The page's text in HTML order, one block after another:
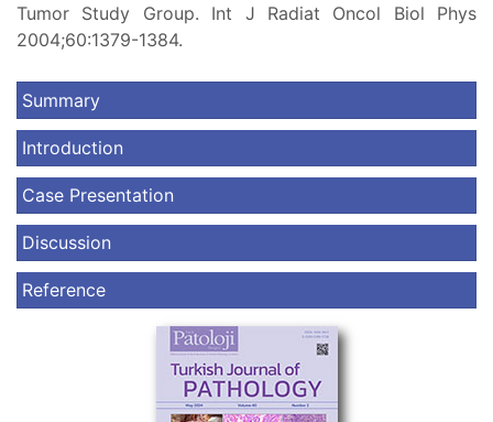
Tumor Study Group. Int J Radiat Oncol Biol Phys
2004;60:1379-1384.
Summary
Introduction
Case Presentation
Discussion
Reference